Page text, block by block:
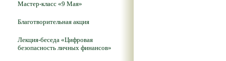
Мастер-класс «9 Мая»
Благотворительная акция
Лекция-беседа «Цифровая
безопасность личных финансов»